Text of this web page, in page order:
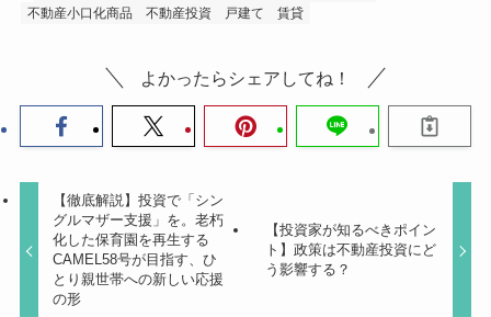
不動産小口化商品 不動産投資 戸建て 賃貸
よかったらシェアしてね！
【徹底解説】投資で「シン
グルマザー支援」を。老朽
化した保育園を再生する
CAMEL58号が目指す、ひ
とり親世帯への新しい応援
の形
【投資家が知るべきポイン
ト】政策は不動産投資にど
う影響する？